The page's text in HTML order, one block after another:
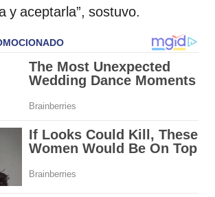
y aceptarla”, sostuvo.